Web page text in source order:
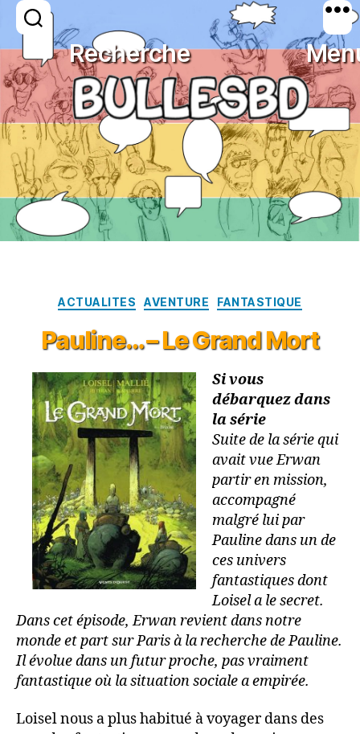
Recherche
BULLESBD
Mois : décembre 2008
Catégories
ACTUALITES AVENTURE FANTASTIQUE
Pauline… – Le Grand Mort
Si vous
débarquez dans
la série
Suite de la série qui
avait vue Erwan
partir en mission,
accompagné
malgré lui par
Pauline dans un de
ces univers
fantastiques dont
Loisel a le secret.
Dans cet épisode, Erwan revient dans notre
monde et part sur Paris à la recherche de Pauline.
Il évolue dans un futur proche, pas vraiment
fantastique où la situation sociale a empirée.
Loisel nous a plus habitué à voyager dans des